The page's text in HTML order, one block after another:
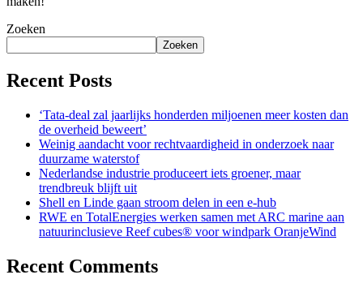
Zoeken
Zoeken
Recent Posts
‘Tata-deal zal jaarlijks honderden miljoenen meer kosten dan
de overheid beweert’
Weinig aandacht voor rechtvaardigheid in onderzoek naar
duurzame waterstof
Nederlandse industrie produceert iets groener, maar
trendbreuk blijft uit
Shell en Linde gaan stroom delen in een e-hub
RWE en TotalEnergies werken samen met ARC marine aan
natuurinclusieve Reef cubes® voor windpark OranjeWind
Recent Comments